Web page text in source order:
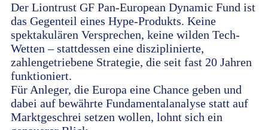
Der Liontrust GF Pan-European Dynamic Fund ist
das Gegenteil eines Hype-Produkts. Keine
spektakulären Versprechen, keine wilden Tech-
Wetten – stattdessen eine disziplinierte,
zahlengetriebene Strategie, die seit fast 20 Jahren
funktioniert.
Für Anleger, die Europa eine Chance geben und
dabei auf bewährte Fundamentalanalyse statt auf
Marktgeschrei setzen wollen, lohnt sich ein